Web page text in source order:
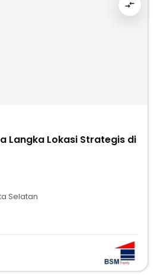
Langka Lokasi Strategis di
Selatan